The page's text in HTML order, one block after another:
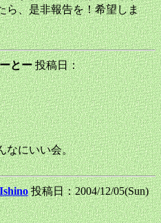
ら、是非報告を！希望しま
とー投稿日：
なにいい会。
Ishino 投稿日：2004/12/05(Sun)